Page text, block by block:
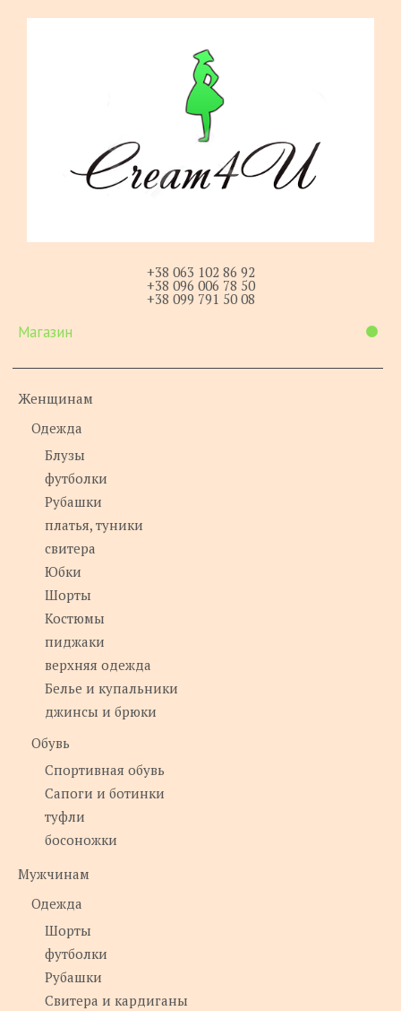
+38 063 102 86 92
+38 096 006 78 50
+38 099 791 50 08
Магазин
Женщинам
Одежда
Блузы
футболки
Рубашки
платья, туники
свитера
Юбки
Шорты
Костюмы
пиджаки
верхняя одежда
Белье и купальники
джинсы и брюки
Обувь
Спортивная обувь
Сапоги и ботинки
туфли
босоножки
Мужчинам
Одежда
Шорты
футболки
Рубашки
Свитера и кардиганы